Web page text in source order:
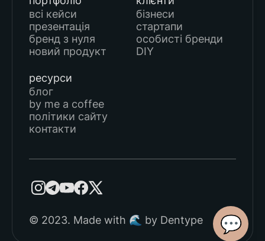
всі кейси
презентація
бренд з нуля
новий продукт
бізнеси
стартапи
особисті бренди
DIY
ресурси
блог
by me a coffee
політики сайту
контакти
© 2023. Made with 🌊 by Dentype 💬